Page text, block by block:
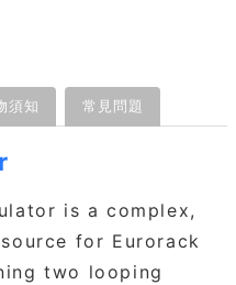
須知 常見問題
is a complex,
for Eurorack
two looping